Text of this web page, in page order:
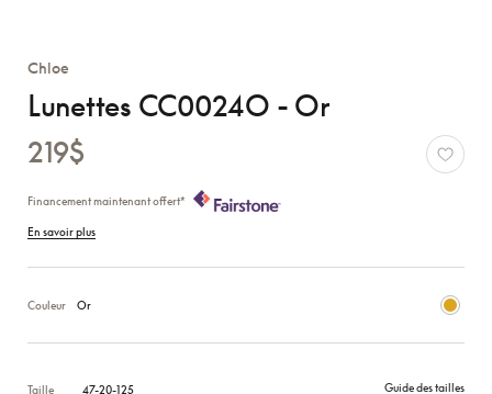
Chloe
Lunettes CC0024O - Or
219$
Financement maintenant offert*
En savoir plus
Couleur Or
Taille 47-20-125 Guide des tailles